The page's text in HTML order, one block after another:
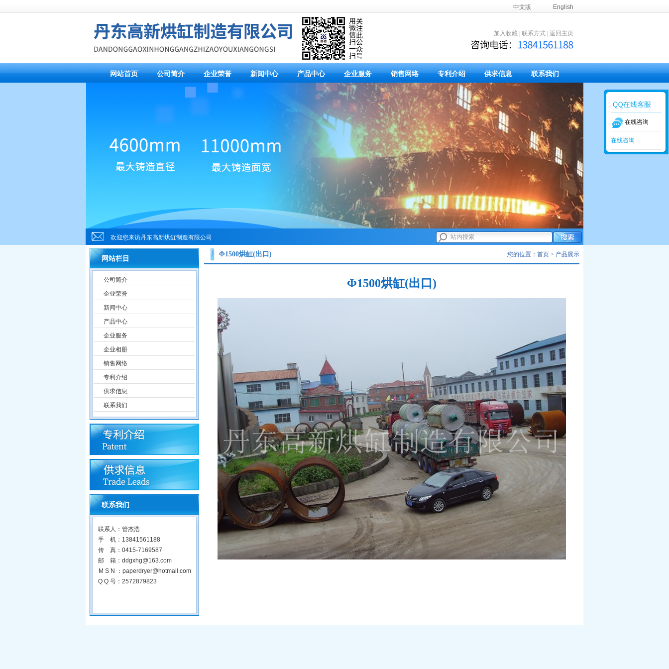
中文版 English
加入收藏 联系方式 返回主页
网站首页 公司简介 企业荣誉 新闻中心 产品中心 企业服务 销售网络 专利介绍 供求信息 联系我们
欢迎您来访丹东高新烘缸制造有限公司
网站栏目
公司简介
企业荣誉
新闻中心
产品中心
企业服务
企业相册
销售网络
专利介绍
供求信息
联系我们
联系我们
联系人：管杰浩
手 机：13841561188
传 真：0415-7169587
邮 箱：ddgxhg@163.com
M S N ：paperdryer@hotmail.com
Q Q 号：2572879823
Φ1500烘缸(出口) 您的位置：首页 > 产品展示
Φ1500烘缸(出口)
在线咨询
在线咨询